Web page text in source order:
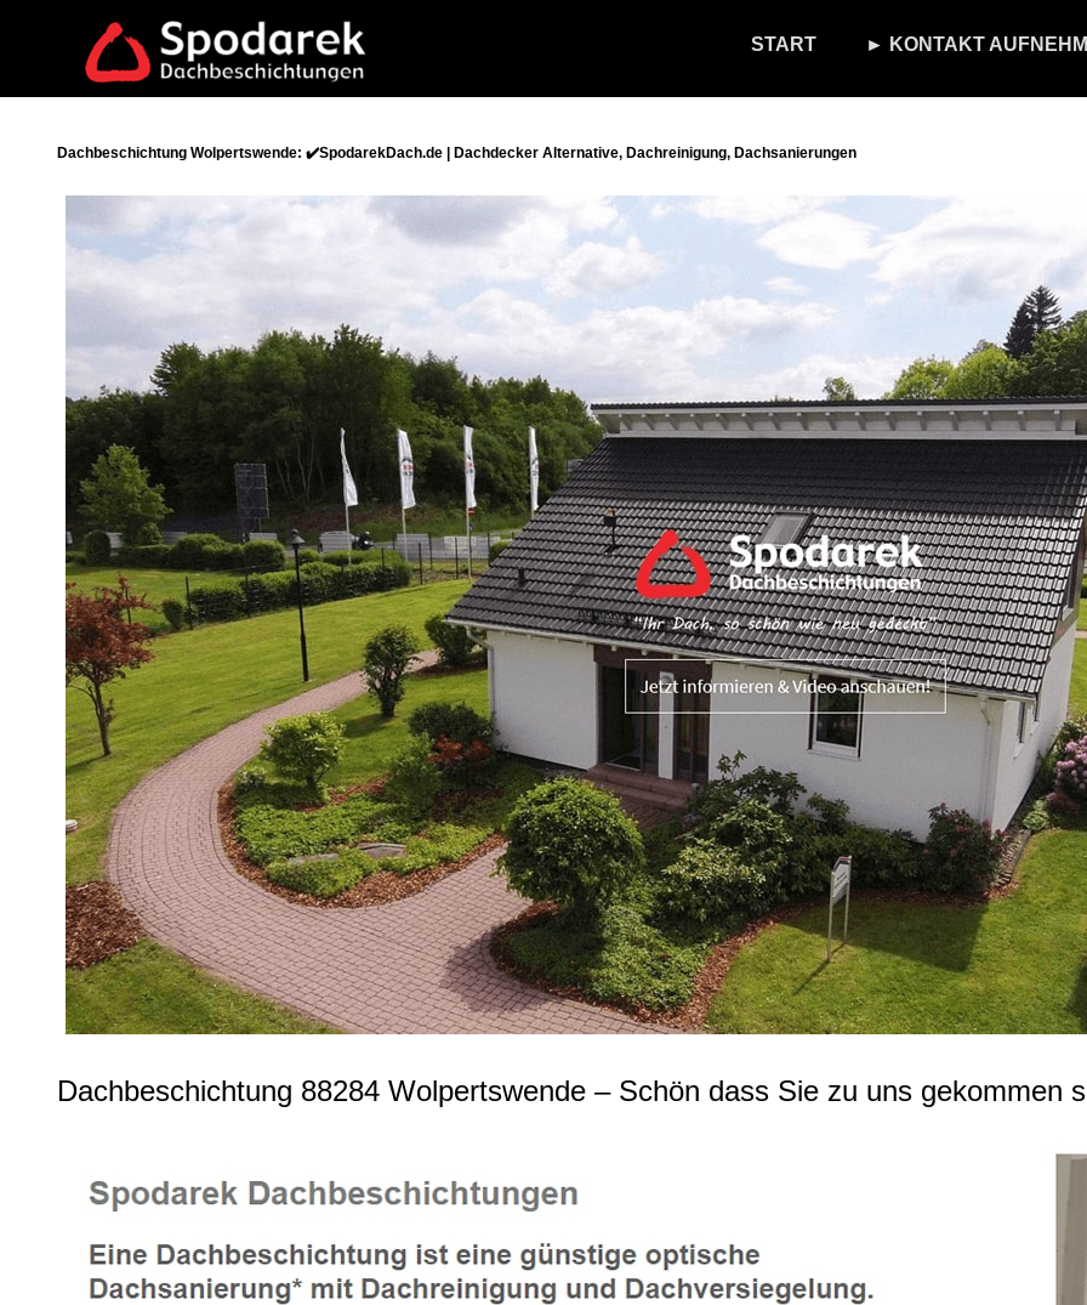
START ► KONTAKT
Dachbeschichtung Wolpertswende: ✔️SpodarekDach.de | Dachdecker Alternative, Dachreinigung, Dachsanierungen
Dachbeschichtung 88284 Wolpertswende – Schön dass Sie zu uns gekommen